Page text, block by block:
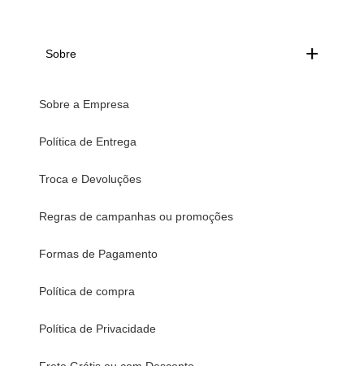
Sobre
Sobre a Empresa
Política de Entrega
Troca e Devoluções
Regras de campanhas ou promoções
Formas de Pagamento
Política de compra
Política de Privacidade